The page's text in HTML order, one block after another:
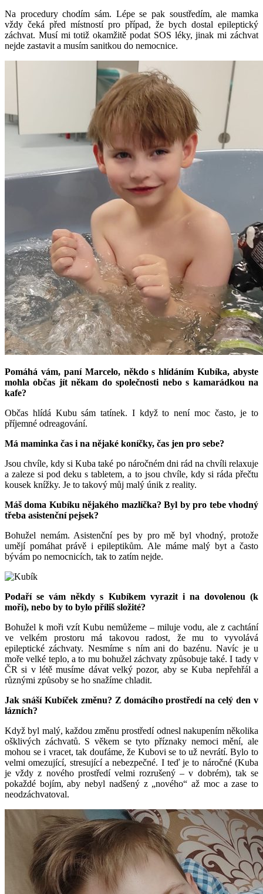
Na procedury chodím sám. Lépe se pak soustředím, ale mamka
vždy čeká před místností pro případ, že bych dostal epileptický
záchvat. Musí mi totiž okamžitě podat SOS léky, jinak mi záchvat
nejde zastavit a musím sanitkou do nemocnice.
Pomáhá vám, paní Marcelo, někdo s hlídáním Kubíka, abyste
mohla občas jít někam do společnosti nebo s kamarádkou na
kafe?
Občas hlídá Kubu sám tatínek. I když to není moc často, je to
příjemné odreagování.
Má maminka čas i na nějaké koníčky, čas jen pro sebe?
Jsou chvíle, kdy si Kuba také po náročném dni rád na chvíli relaxuje
a zaleze si pod deku s tabletem, a to jsou chvíle, kdy si ráda přečtu
kousek knížky. Je to takový můj malý únik z reality.
Máš doma Kubíku nějakého mazlíčka? Byl by pro tebe vhodný
třeba asistenční pejsek?
Bohužel nemám. Asistenční pes by pro mě byl vhodný, protože
umějí pomáhat právě i epileptikům. Ale máme malý byt a často
bývám po nemocnicích, tak to zatím nejde.
Podaří se vám někdy s Kubíkem vyrazit i na dovolenou (k
moři), nebo by to bylo příliš složité?
Bohužel k moři vzít Kubu nemůžeme – miluje vodu, ale z cachtání
ve velkém prostoru má takovou radost, že mu to vyvolává
epileptické záchvaty. Nesmíme s ním ani do bazénu. Navíc je u
moře velké teplo, a to mu bohužel záchvaty způsobuje také. I tady v
ČR si v létě musíme dávat velký pozor, aby se Kuba nepřehřál a
různými způsoby se ho snažíme chladit.
Jak snáší Kubíček změnu? Z domácího prostředí na celý den v
lázních?
Když byl malý, každou změnu prostředí odnesl nakupením několika
ošklivých záchvatů. S věkem se tyto příznaky nemoci mění, ale
mohou se i vracet, tak doufáme, že Kubovi se to už nevrátí. Bylo to
velmi omezující, stresující a nebezpečné. I teď je to náročné (Kuba
je vždy z nového prostředí velmi rozrušený – v dobrém), tak se
pokaždé bojím, aby nebyl nadšený z „nového“ až moc a zase to
neodzáchvatoval.